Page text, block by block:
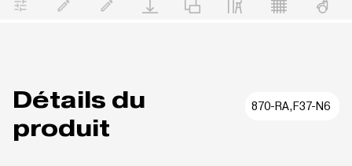
Détails du
produit
870-RA,F37-N6